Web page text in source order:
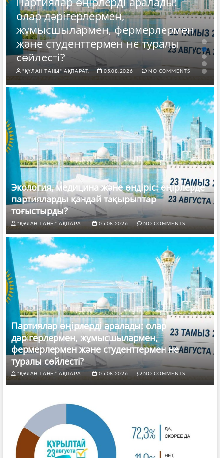
олар дәрігерлермен,
жұмысшылармен, фермерлермен
және студенттермен не туралы
сөйлесті?
"ҚҰЛАН ТАҢЫ" АҚПАРАТ. 05.08.2026 NO COMMENTS
Экология, медицина және өндіріс: өңірлерде
партияларды қандай тақырыптар
тоғыстырды?
"ҚҰЛАН ТАҢЫ" АҚПАРАТ. 05.08.2026 NO COMMENTS
Партиялар өңірлерді аралады: олар
дәрігерлермен, жұмысшылармен,
фермерлермен және студенттермен не
туралы сөйлесті?
"ҚҰЛАН ТАҢЫ" АҚПАРАТ. 05.08.2026 NO COMMENTS